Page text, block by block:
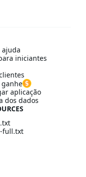
ajuda
iniciantes
aplicação
dos dados
full.txt